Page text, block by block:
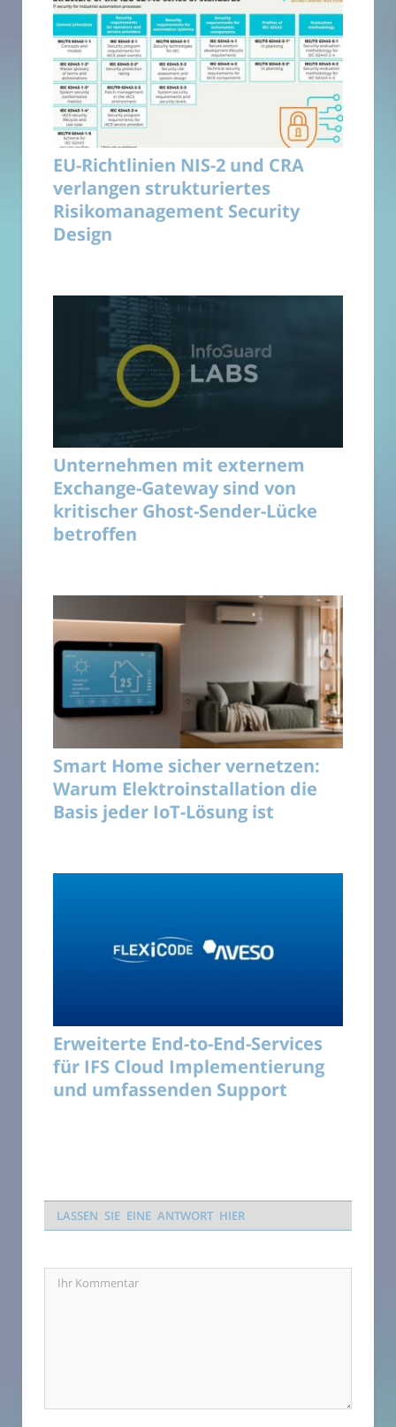
EU-Richtlinien NIS-2 und CRA
verlangen strukturiertes
Risikomanagement Security
Design
Unternehmen mit externem
Exchange-Gateway sind von
kritischer Ghost-Sender-Lücke
betroffen
Smart Home sicher vernetzen:
Warum Elektroinstallation die
Basis jeder IoT-Lösung ist
Erweiterte End-to-End-Services
für IFS Cloud Implementierung
und umfassenden Support
LASSEN SIE EINE ANTWORT HIER